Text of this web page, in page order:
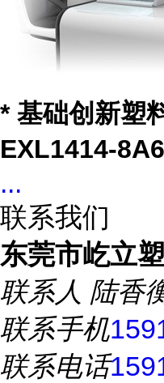
* 基础创新塑
EXL1414-
...
联系我们
东莞市屹立
联系人 陆香
联系手机
联系电话